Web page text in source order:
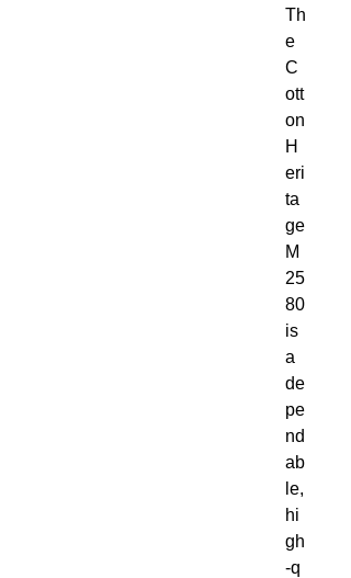
Th
e
C
ott
on
H
eri
ta
ge
M
25
80
is
a
de
pe
nd
ab
le,
hi
gh
‑q